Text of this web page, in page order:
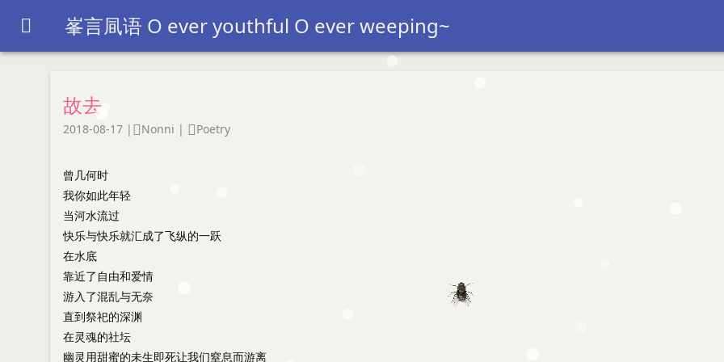
 峯言凬语 O ever youthful O ever weeping~
故去
2018-08-17 |  Nonni |  Poetry
曾几何时
我你如此年轻
当河水流过
快乐与快乐就汇成了飞纵的一跃
在水底
靠近了自由和爱情
游入了混乱与无奈
直到祭祀的深渊
在灵魂的社坛
幽灵用甜蜜的未生即死让我们窒息而游离